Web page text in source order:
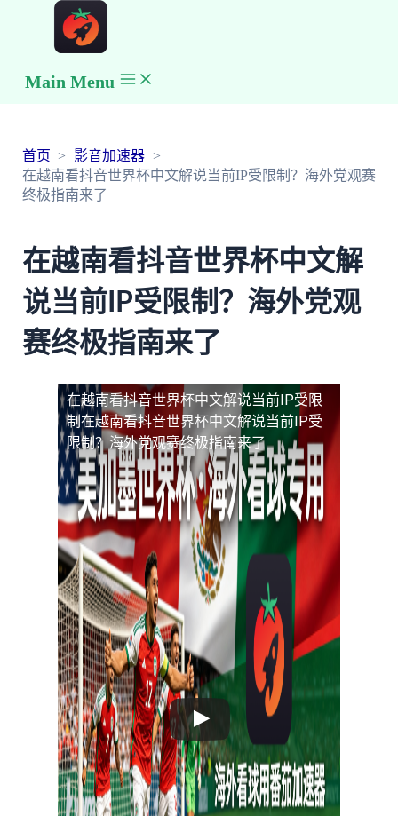
Main Menu
首页
影音加速器
在越南看抖音世界杯中文解说当前IP受限制？海外党观赛
终极指南来了
在越南看抖音世界杯中文解
说当前IP受限制？海外党观
赛终极指南来了
在越南看抖音世界杯中文解说当前IP受限
制在越南看抖音世界杯中文解说当前IP受
限制？海外党观赛终极指南来了